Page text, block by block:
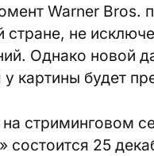
Warner Bros.
стране, не
Однако новой
картины будет
стриминговом
25